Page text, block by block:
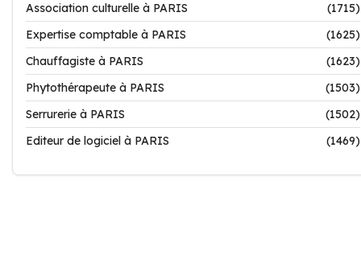
Association culturelle à PARIS
(1715)
Expertise comptable à PARIS
(1625)
Chauffagiste à PARIS
(1623)
Phytothérapeute à PARIS
(1503)
Serrurerie à PARIS
(1502)
Editeur de logiciel à PARIS
(1469)